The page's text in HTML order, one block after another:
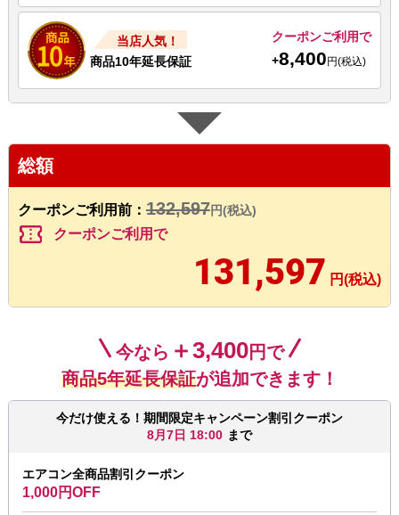
当店人気！
商品10年延長保証
クーポンご利用で
+8,400 円(税込)
総額
クーポンご利用前： 132,597円(税込)
confirmation_number クーポンご利用で
131,597 円(税込)
今なら ＋3,400円で
商品5年延長保証が追加できます！
今だけ使える！期間限定キャンペーン割引クーポン
8月7日 18:00 まで
エアコン全商品割引クーポン
1,000円OFF